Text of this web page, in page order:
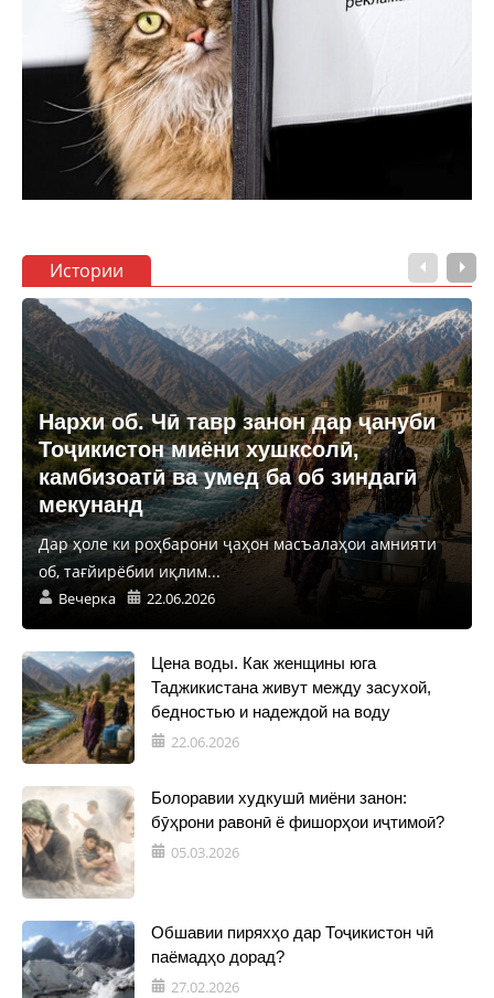
Истории
Нархи об. Чӣ тавр занон дар ҷануби
Тоҷикистон миёни хушксолӣ,
камбизоатӣ ва умед ба об зиндагӣ
мекунанд
Дар ҳоле ки роҳбарони ҷаҳон масъалаҳои амнияти
об, тағйирёбии иқлим...
Вечерка 22.06.2026
Цена воды. Как женщины юга
Таджикистана живут между засухой,
бедностью и надеждой на воду
22.06.2026
Болоравии худкушӣ миёни занон:
бӯҳрони равонӣ ё фишорҳои иҷтимоӣ?
05.03.2026
Обшавии пиряхҳо дар Тоҷикистон чӣ
паёмадҳо дорад?
27.02.2026